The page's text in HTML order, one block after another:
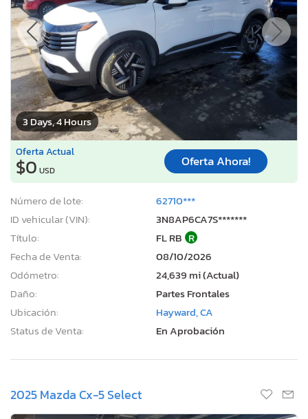
3 Days, 4 Hours
Oferta Actual
$0 USD
Oferta Ahora!
Número de lote:
62710***
ID vehicular (VIN):
3N8AP6CA7S*******
Título:
FL RB R
Fecha de Venta:
08/10/2026
Odómetro:
24,639 mi (Actual)
Daño:
Partes Frontales
Ubicación:
Hayward, CA
Status de Venta:
En Aprobación
2025 Mazda Cx-5 Select